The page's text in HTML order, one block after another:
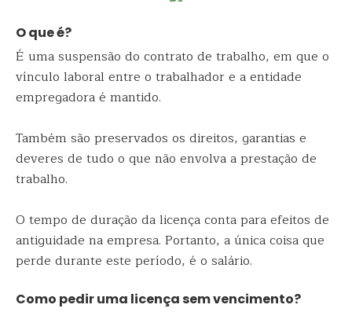
O que é?
É uma suspensão do contrato de trabalho, em que o
vínculo laboral entre o trabalhador e a entidade
empregadora é mantido.
Também são preservados os direitos, garantias e
deveres de tudo o que não envolva a prestação de
trabalho.
O tempo de duração da licença conta para efeitos de
antiguidade na empresa. Portanto, a única coisa que
perde durante este período, é o salário.
Como pedir uma licença sem vencimento?